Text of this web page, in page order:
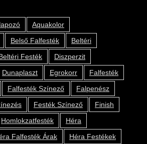
Aquakolor
Belső Falfesték
Beltéri
Festék
Diszperzit
Dunaplaszt Egrokorr
Falfesték
Falfesték Színező
Falpenész
Festék Színező
Finish
Homlokzatfesték
Héra
Falfesték Árak
Héra Festékek